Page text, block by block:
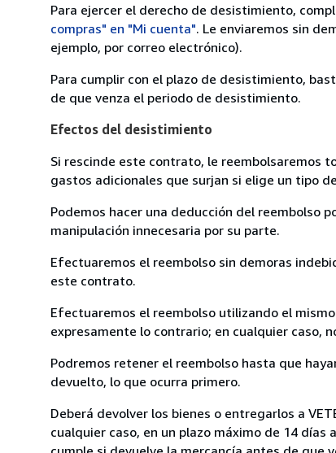
Para ejercer el derecho de desistimiento,
compras" en "Mi cuenta". Le enviaremos sin
ejemplo, por correo electrónico).
Para cumplir con el plazo de desistimiento,
de que venza el periodo de desistimiento.
Efectos del desistimiento
Si rescinde este contrato, le reembolsaremos
gastos adicionales que surjan si elige un tipo
Podemos hacer una deducción del reembolso
manipulación innecesaria por su parte.
Efectuaremos el reembolso sin demoras
este contrato.
Efectuaremos el reembolso utilizando el
expresamente lo contrario; en cualquier caso,
Podremos retener el reembolso hasta que
devuelto, lo que ocurra primero.
Deberá devolver los bienes o entregarlos a
cualquier caso, en un plazo máximo de 14